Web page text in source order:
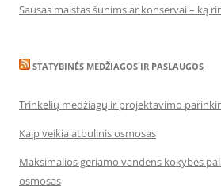
Sausas maistas šunims ar konservai – ką
STATYBINĖS MEDŽIAGOS IR PASLAUGOS
Trinkelių medžiagų ir projektavimo
Kaip veikia atbulinis osmosas
Maksimalios geriamo vandens kokybės
osmosas